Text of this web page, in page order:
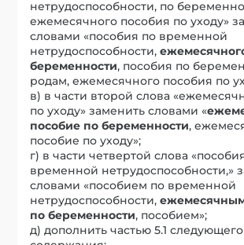
нетрудоспособности, по
ежемесячного пособия по уходу»
словами «пособия по временной
нетрудоспособности,
беременности, пособия по
родам, ежемесячного пособия по
в) в части второй слова
по уходу» заменить словами «
пособие по беременности,
пособие по уходу»;
г) в части четвертой слова
временной нетрудоспособности,»
словами «пособием по временной
нетрудоспособности,
по беременности, пособием»;
д) дополнить частью 5.1 следующего